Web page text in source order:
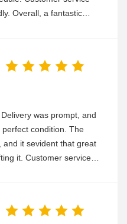
Overall, a fantastic
was prompt, and
condition. The
and it sevident that great
it. Customer service